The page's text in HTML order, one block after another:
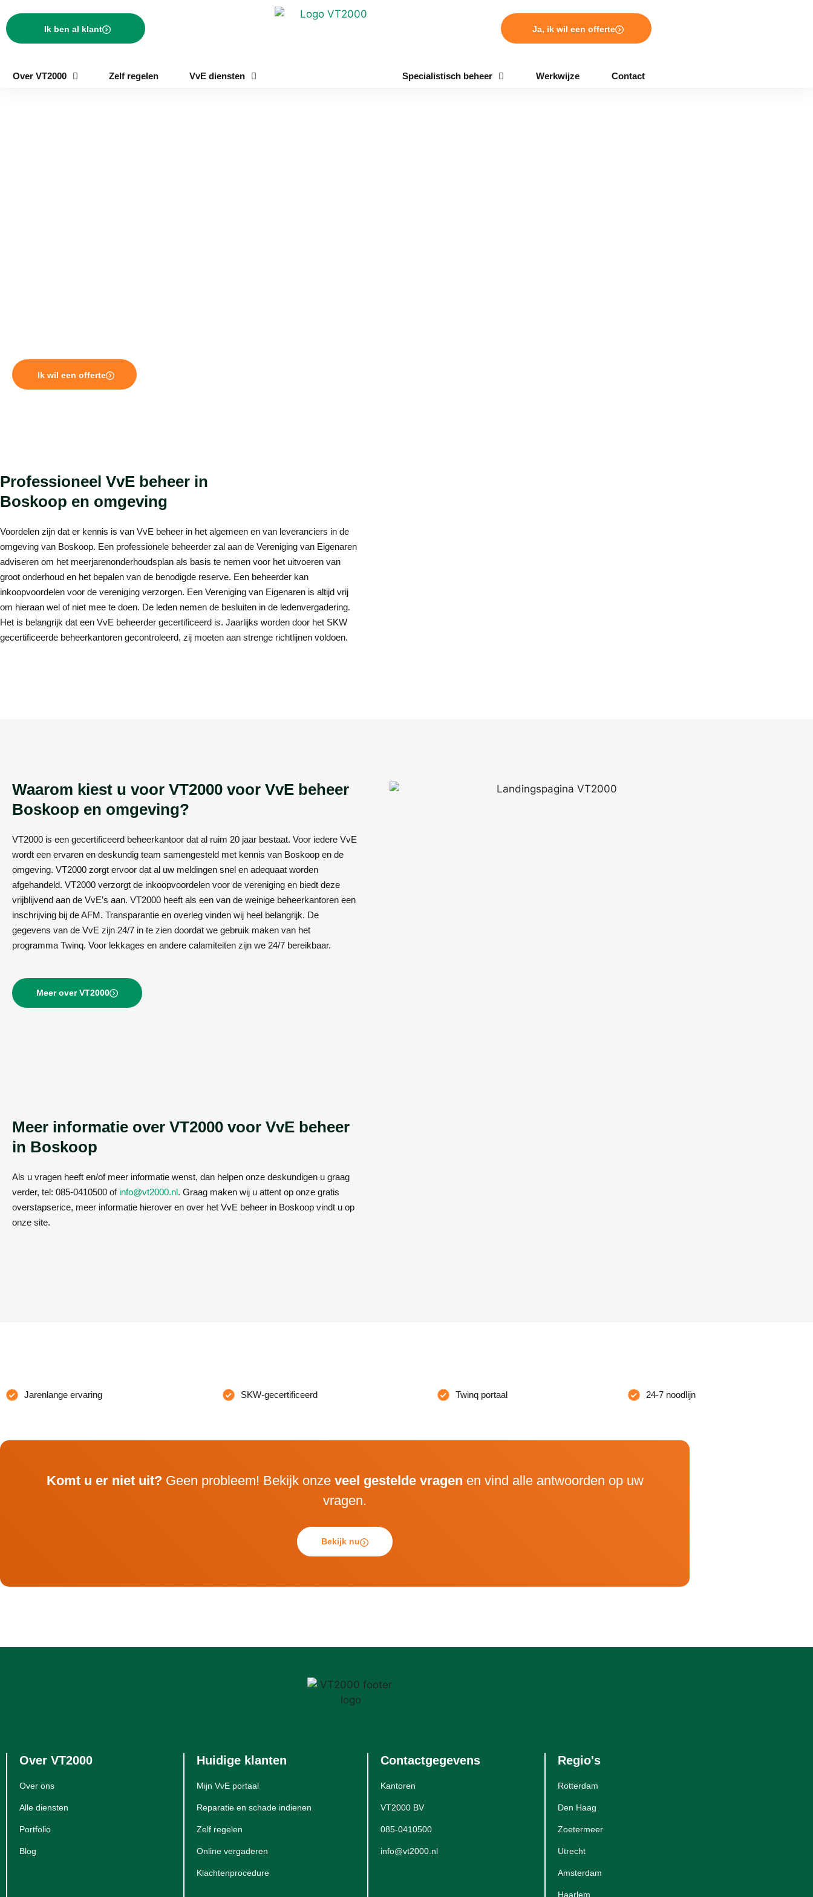
Ik ben al klant
Over VT2000 Zelf regelen VvE diensten
Ja, ik wil een offerte
Specialistisch beheer Werkwijze Contact
Ik wil een offerte
Professioneel VvE beheer in
Boskoop en omgeving
Voordelen zijn dat er kennis is van VvE beheer in het algemeen en van leveranciers in de
omgeving van Boskoop. Een professionele beheerder zal aan de Vereniging van Eigenaren
adviseren om het meerjarenonderhoudsplan als basis te nemen voor het uitvoeren van
groot onderhoud en het bepalen van de benodigde reserve. Een beheerder kan
inkoopvoordelen voor de vereniging verzorgen. Een Vereniging van Eigenaren is altijd vrij
om hieraan wel of niet mee te doen. De leden nemen de besluiten in de ledenvergadering.
Het is belangrijk dat een VvE beheerder gecertificeerd is. Jaarlijks worden door het SKW
gecertificeerde beheerkantoren gecontroleerd, zij moeten aan strenge richtlijnen voldoen.
Waarom kiest u voor VT2000 voor VvE beheer
Boskoop en omgeving?
VT2000 is een gecertificeerd beheerkantoor dat al ruim 20 jaar bestaat. Voor iedere VvE
wordt een ervaren en deskundig team samengesteld met kennis van Boskoop en de
omgeving. VT2000 zorgt ervoor dat al uw meldingen snel en adequaat worden
afgehandeld. VT2000 verzorgt de inkoopvoordelen voor de vereniging en biedt deze
vrijblijvend aan de VvE’s aan. VT2000 heeft als een van de weinige beheerkantoren een
inschrijving bij de AFM. Transparantie en overleg vinden wij heel belangrijk. De
gegevens van de VvE zijn 24/7 in te zien doordat we gebruik maken van het
programma Twinq. Voor lekkages en andere calamiteiten zijn we 24/7 bereikbaar.
Meer over VT2000
Meer informatie over VT2000 voor VvE beheer
in Boskoop
Als u vragen heeft en/of meer informatie wenst, dan helpen onze deskundigen u graag
verder, tel: 085-0410500 of info@vt2000.nl. Graag maken wij u attent op onze gratis
overstapserice, meer informatie hierover en over het VvE beheer in Boskoop vindt u op
onze site.
Jarenlange ervaring SKW-gecertificeerd Twinq portaal 24-7 noodlijn
Komt u er niet uit?Geen probleem! Bekijk onze veel gestelde vragen en vind alle antwoorden op uw
vragen.
Bekijk nu
Over VT2000
Over ons
Alle diensten
Portfolio
Blog
Huidige klanten
Mijn VvE portaal
Reparatie en schade indienen
Zelf regelen
Online vergaderen
Klachtenprocedure
Contactgegevens
Kantoren
VT2000 BV
085-0410500
info@vt2000.nl
Regio's
Rotterdam
Den Haag
Zoetermeer
Utrecht
Amsterdam
Haarlem